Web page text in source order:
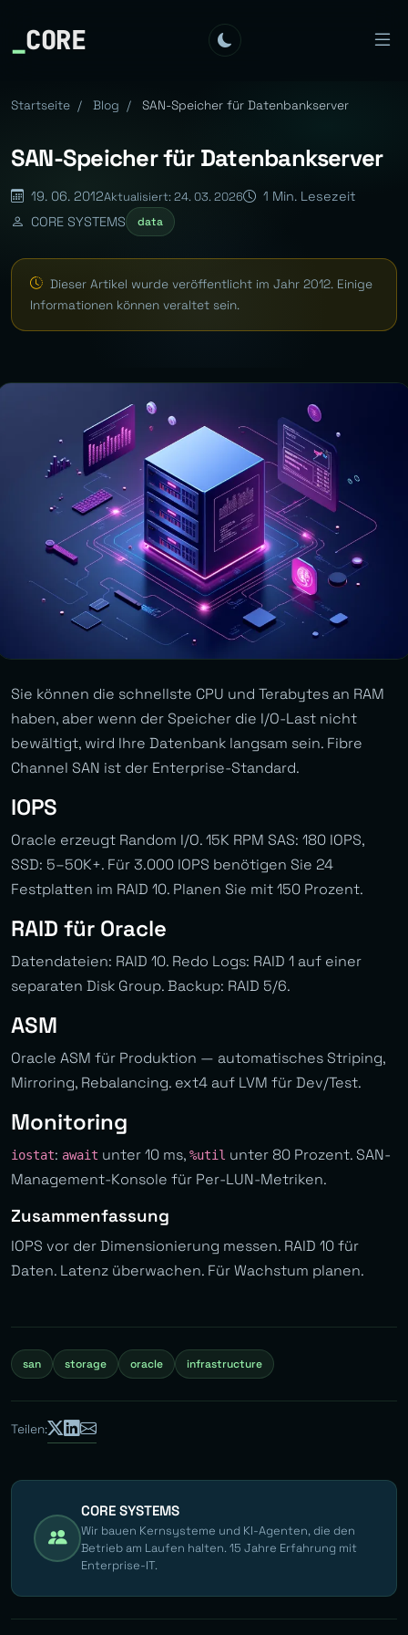
_CORE
Startseite / Blog / SAN-Speicher für Datenbankserver
SAN-Speicher für Datenbankserver
19. 06. 2012Aktualisiert: 24. 03. 2026
1 Min. Lesezeit
CORE SYSTEMS
data
Dieser Artikel wurde veröffentlicht im Jahr 2012. Einige
Informationen können veraltet sein.
Sie können die schnellste CPU und Terabytes an RAM
haben, aber wenn der Speicher die I/O-Last nicht
bewältigt, wird Ihre Datenbank langsam sein. Fibre
Channel SAN ist der Enterprise-Standard.
IOPS
Oracle erzeugt Random I/O. 15K RPM SAS: 180 IOPS,
SSD: 5–50K+. Für 3.000 IOPS benötigen Sie 24
Festplatten im RAID 10. Planen Sie mit 150 Prozent.
RAID für Oracle
Datendateien: RAID 10. Redo Logs: RAID 1 auf einer
separaten Disk Group. Backup: RAID 5/6.
ASM
Oracle ASM für Produktion — automatisches Striping,
Mirroring, Rebalancing. ext4 auf LVM für Dev/Test.
Monitoring
iostat: await unter 10 ms, %util unter 80 Prozent. SAN-
Management-Konsole für Per-LUN-Metriken.
Zusammenfassung
IOPS vor der Dimensionierung messen. RAID 10 für
Daten. Latenz überwachen. Für Wachstum planen.
san storage oracle infrastructure
Teilen:
CORE SYSTEMS
Wir bauen Kernsysteme und KI-Agenten, die den
Betrieb am Laufen halten. 15 Jahre Erfahrung mit
Enterprise-IT.